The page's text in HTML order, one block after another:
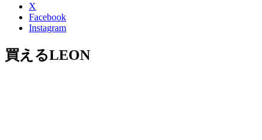
X
Facebook
Instagram
買えるLEON